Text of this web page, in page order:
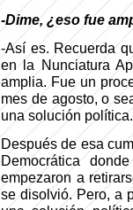
-Dime, ¿eso fue
-Así es. Recuerda
en la Nunciatura
amplia. Fue un
mes de agosto, o
una solución política.
Después de esa
Democrática
empezaron a
se disolvió. Pero, a